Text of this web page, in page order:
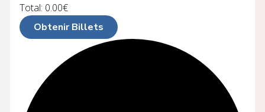
Total: 0.00€
Obtenir Billets